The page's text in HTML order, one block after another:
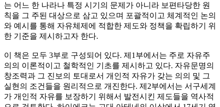
는 어느 한 나라나 특정 시기의 문제가 아니라 보편타당한 원
칙을 그 주된 대상으로 삼고 있으며 포괄적이고 체계적인 논의
와 예시를 통해 자유체제에 적합한 제도와 정책을 확립하기 위
한 기준을 제시하고자 한다.
이 책은 모두 3부로 구성되어 있다. 제1부에서는 주로 자유주
의의 이론적이고 철학적인 기초를 제시하고 있다. 자유문명의
창조력과 그 진보의 토대로서 개인적 자유가 갖는 의의 및 그
실현의 조건들을 원리적으로 개진한다. 제2부에서는 서구세계
가 개인적 자유를 보장하기 위해서 발전시킨 제도들을 역사적